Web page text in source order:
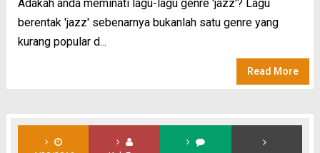
Adakah anda meminati lagu-lagu genre 'jazz'? Lagu
berentak 'jazz' sebenarnya bukanlah satu genre yang
kurang popular d...
Read More